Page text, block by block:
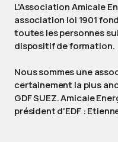
L'Association Amicale
association loi 1901
toutes les personnes
dispositif de formation.
Nous sommes une
certainement la plus
GDF SUEZ. Amicale
président d'EDF :